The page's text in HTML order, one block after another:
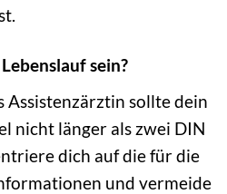
sein?
Assistenzärztin sollte dein
nicht länger als zwei DIN
dich auf die für die
und vermeide